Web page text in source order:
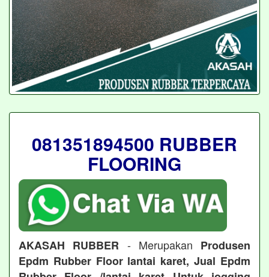
081351894500 RUBBER
FLOORING
AKASAH RUBBER - Merupakan Produsen
Epdm Rubber Floor lantai karet, Jual Epdm